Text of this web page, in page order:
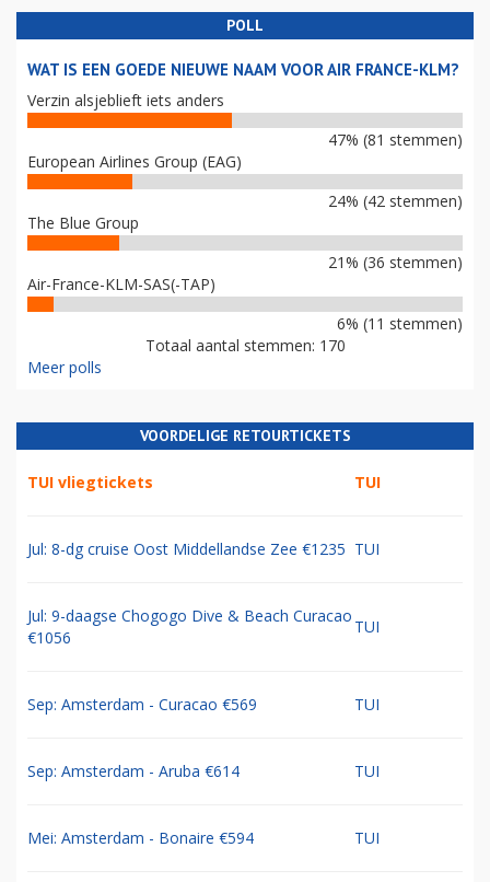
POLL
WAT IS EEN GOEDE NIEUWE NAAM VOOR AIR FRANCE-KLM?
Verzin alsjeblieft iets anders
47% (81 stemmen)
European Airlines Group (EAG)
24% (42 stemmen)
The Blue Group
21% (36 stemmen)
Air-France-KLM-SAS(-TAP)
6% (11 stemmen)
Totaal aantal stemmen: 170
Meer polls
VOORDELIGE RETOURTICKETS
TUI vliegtickets TUI
Jul: 8-dg cruise Oost Middellandse Zee €1235 TUI
Jul: 9-daagse Chogogo Dive & Beach Curacao
€1056
TUI
Sep: Amsterdam - Curacao €569 TUI
Sep: Amsterdam - Aruba €614 TUI
Mei: Amsterdam - Bonaire €594 TUI